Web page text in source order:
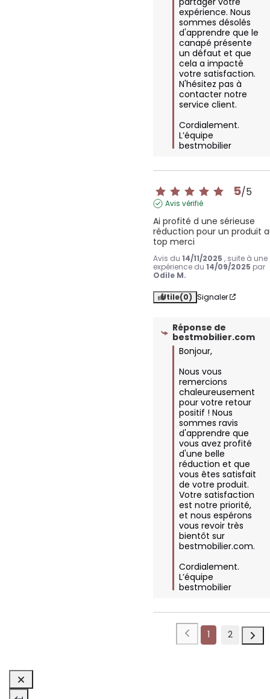
expérience. Nous
sommes désolés
d'apprendre que le
canapé présente
un défaut et que
cela a impacté
votre satisfaction.
N'hésitez pas à
contacter notre
service client.
Cordialement.
L’équipe
bestmobilier
5/5
Avis vérifié
Ai profité d une sérieuse
réduction pour un produit
top merci
Avis du14/11/2025 , suite à une
expérience du14/09/2025 par
Odile M.
Utile(0) Signaler
Réponse de
bestmobilier.com
Bonjour,
Nous vous
remercions
chaleureusement
pour votre retour
positif ! Nous
sommes ravis
d'apprendre que
vous avez profité
d'une belle
réduction et que
vous êtes satisfait
de votre produit.
Votre satisfaction
est notre priorité,
et nous espérons
vous revoir très
bientôt sur
bestmobilier.com.
Cordialement.
L’équipe
bestmobilier
1 2